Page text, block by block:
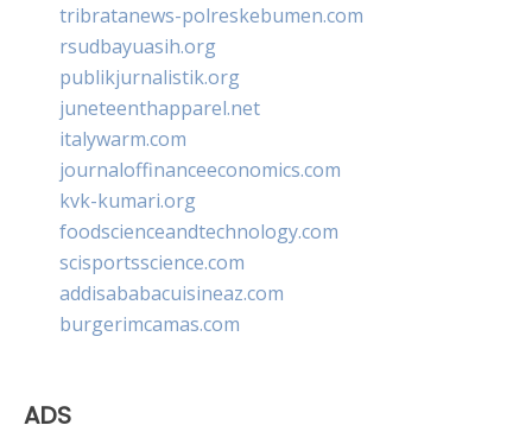
tribratanews-polreskebumen.com
rsudbayuasih.org
publikjurnalistik.org
juneteenthapparel.net
italywarm.com
journaloffinanceeconomics.com
kvk-kumari.org
foodscienceandtechnology.com
scisportsscience.com
addisababacuisineaz.com
burgerimcamas.com
ADS